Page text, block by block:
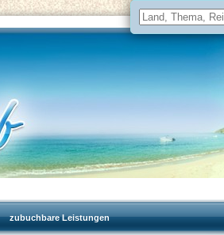
zubuchbare Leistungen